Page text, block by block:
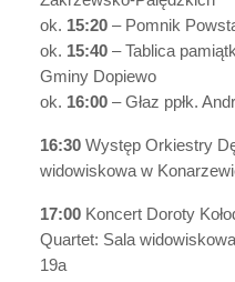
ok. 15:20 – Pomnik
ok. 15:40 – Tablica
Gminy Dopiewo
ok. 16:00 – Głaz ppłk.
16:30 Występ Orkiestry
widowiskowa w
17:00 Koncert Doroty
Quartet: Sala
19a